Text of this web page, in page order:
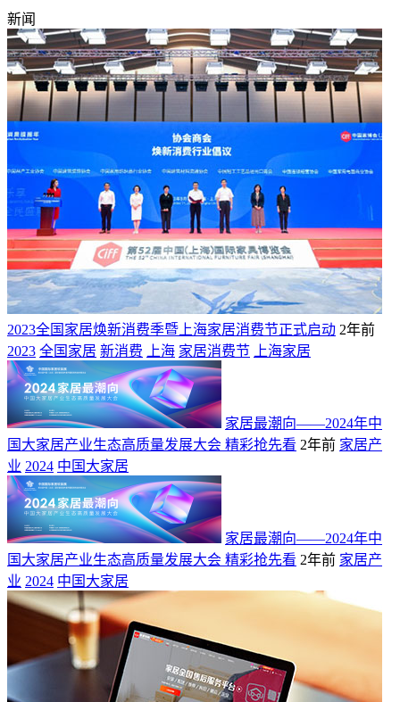
新闻
2023全国家居焕新消费季暨上海家居消费节正式启动 2年前
2023 全国家居 新消费 上海 家居消费节 上海家居
家居最潮向——2024年中
国大家居产业生态高质量发展大会 精彩抢先看 2年前 家居产
业 2024 中国大家居
家居最潮向——2024年中
国大家居产业生态高质量发展大会 精彩抢先看 2年前 家居产
业 2024 中国大家居